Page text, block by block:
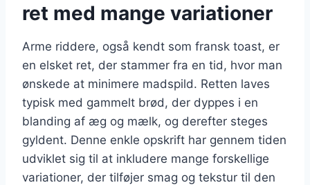
ret med mange variationer
Arme riddere, også kendt som fransk toast, er
en elsket ret, der stammer fra en tid, hvor man
ønskede at minimere madspild. Retten laves
typisk med gammelt brød, der dyppes i en
blanding af æg og mælk, og derefter steges
gyldent. Denne enkle opskrift har gennem tiden
udviklet sig til at inkludere mange forskellige
variationer, der tilføjer smag og tekstur til den